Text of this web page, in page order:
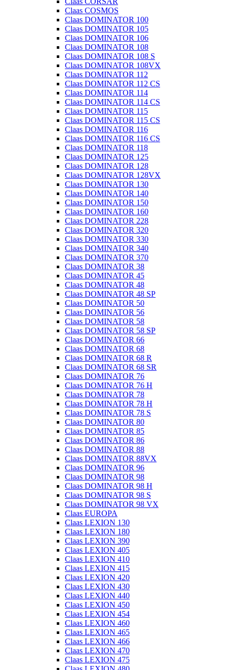
Claas COSMOS
Claas DOMINATOR 100
Claas DOMINATOR 105
Claas DOMINATOR 106
Claas DOMINATOR 108
Claas DOMINATOR 108 S
Claas DOMINATOR 108VX
Claas DOMINATOR 112
Claas DOMINATOR 112 CS
Claas DOMINATOR 114
Claas DOMINATOR 114 CS
Claas DOMINATOR 115
Claas DOMINATOR 115 CS
Claas DOMINATOR 116
Claas DOMINATOR 116 CS
Claas DOMINATOR 118
Claas DOMINATOR 125
Claas DOMINATOR 128
Claas DOMINATOR 128VX
Claas DOMINATOR 130
Claas DOMINATOR 140
Claas DOMINATOR 150
Claas DOMINATOR 160
Claas DOMINATOR 228
Claas DOMINATOR 320
Claas DOMINATOR 330
Claas DOMINATOR 340
Claas DOMINATOR 370
Claas DOMINATOR 38
Claas DOMINATOR 45
Claas DOMINATOR 48
Claas DOMINATOR 48 SP
Claas DOMINATOR 50
Claas DOMINATOR 56
Claas DOMINATOR 58
Claas DOMINATOR 58 SP
Claas DOMINATOR 66
Claas DOMINATOR 68
Claas DOMINATOR 68 R
Claas DOMINATOR 68 SR
Claas DOMINATOR 76
Claas DOMINATOR 76 H
Claas DOMINATOR 78
Claas DOMINATOR 78 H
Claas DOMINATOR 78 S
Claas DOMINATOR 80
Claas DOMINATOR 85
Claas DOMINATOR 86
Claas DOMINATOR 88
Claas DOMINATOR 88VX
Claas DOMINATOR 96
Claas DOMINATOR 98
Claas DOMINATOR 98 H
Claas DOMINATOR 98 S
Claas DOMINATOR 98 VX
Claas EUROPA
Claas LEXION 130
Claas LEXION 180
Claas LEXION 390
Claas LEXION 405
Claas LEXION 410
Claas LEXION 415
Claas LEXION 420
Claas LEXION 430
Claas LEXION 440
Claas LEXION 450
Claas LEXION 454
Claas LEXION 460
Claas LEXION 465
Claas LEXION 466
Claas LEXION 470
Claas LEXION 475